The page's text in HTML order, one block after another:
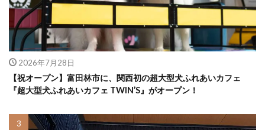
2026年7月28日
【祝オープン】富田林市に、関西初の超大型犬ふれあいカフェ
『超大型犬ふれあいカフェ TWIN’S』がオープン！